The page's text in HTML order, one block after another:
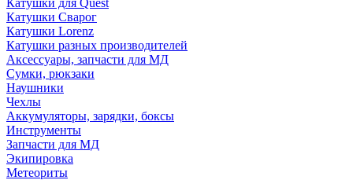
Катушки для Quest
Катушки Сварог
Катушки Lorenz
Катушки разных производителей
Аксессуары, запчасти для МД
Сумки, рюкзаки
Наушники
Чехлы
Аккумуляторы, зарядки, боксы
Инструменты
Запчасти для МД
Экипировка
Метеориты